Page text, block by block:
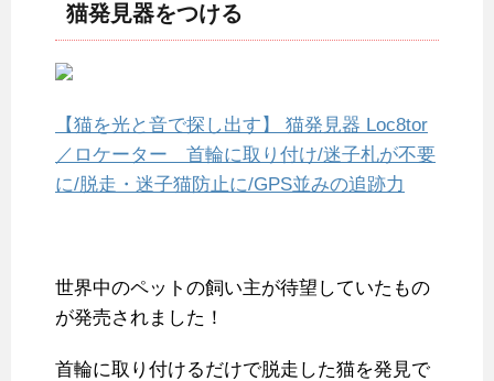
猫発見器をつける
【猫を光と音で探し出す】 猫発見器 Loc8tor
／ロケーター 首輪に取り付け/迷子札が不要
に/脱走・迷子猫防止に/GPS並みの追跡力
世界中のペットの飼い主が待望していたもの
が発売されました！
首輪に取り付けるだけで脱走した猫を発見で